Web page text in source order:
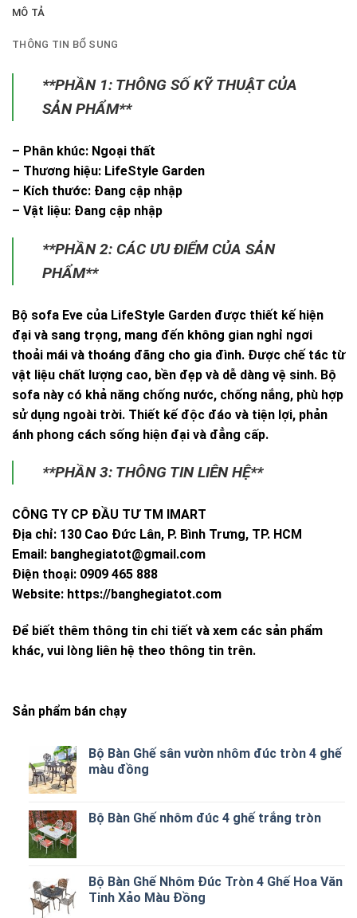
MÔ TẢ
THÔNG TIN BỔ SUNG
**PHẦN 1: THÔNG SỐ KỸ THUẬT CỦA
SẢN PHẨM**
– Phân khúc: Ngoại thất
– Thương hiệu: LifeStyle Garden
– Kích thước: Đang cập nhập
– Vật liệu: Đang cập nhập
**PHẦN 2: CÁC ƯU ĐIỂM CỦA SẢN
PHẨM**
Bộ sofa Eve của LifeStyle Garden được thiết kế hiện
đại và sang trọng, mang đến không gian nghỉ ngơi
thoải mái và thoáng đãng cho gia đình. Được chế tác từ
vật liệu chất lượng cao, bền đẹp và dễ dàng vệ sinh. Bộ
sofa này có khả năng chống nước, chống nắng, phù hợp
sử dụng ngoài trời. Thiết kế độc đáo và tiện lợi, phản
ánh phong cách sống hiện đại và đẳng cấp.
**PHẦN 3: THÔNG TIN LIÊN HỆ**
CÔNG TY CP ĐẦU TƯ TM IMART
Địa chỉ: 130 Cao Đức Lân, P. Bình Trưng, TP. HCM
Email: banghegiatot@gmail.com
Điện thoại: 0909 465 888
Website: https://banghegiatot.com
Để biết thêm thông tin chi tiết và xem các sản phẩm
khác, vui lòng liên hệ theo thông tin trên.
Sản phẩm bán chạy
Bộ Bàn Ghế sân vườn nhôm đúc tròn 4 ghế
màu đồng
Bộ Bàn Ghế nhôm đúc 4 ghế trắng tròn
Bộ Bàn Ghế Nhôm Đúc Tròn 4 Ghế Hoa Văn
Tinh Xảo Màu Đồng